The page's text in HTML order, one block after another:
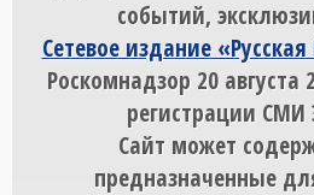
событий,
Сетевое издание «Русская
Роскомнадзор 20 августа
регистрации
Сайт может
предназначенные